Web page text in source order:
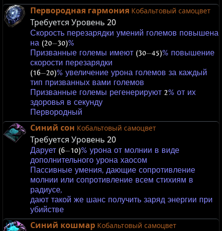
Первородная гармония Кобальтовый самоцвет
Требуется Уровень 20
Скорость перезарядки умений големов повышена
на (20—30)%
Призванные големы имеют (30—45)% повышение
скорости перезарядки
(16—20)% увеличение урона големов за каждый
тип призванных вами големов
Призванные големы регенерируют 2% от их
здоровья в секунду
Первородный
Синий сон Кобальтовый самоцвет
Требуется Уровень 20
Дарует (6—10)% урона от молнии в виде
дополнительного урона хаосом
Пассивные умения, дающие сопротивление
молнии или сопротивление всем стихиям в
радиусе,
дают такой же шанс получить заряд энергии при
убийстве
Синий кошмар Кобальтовый самоцвет